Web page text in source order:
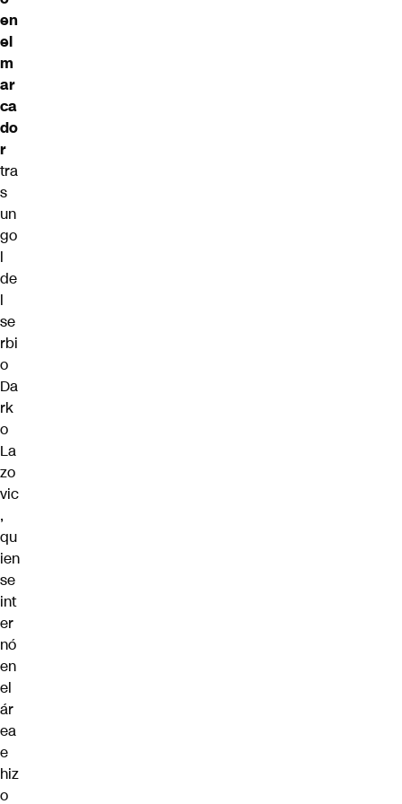
en
el
m
ar
ca
do
r
tra
s
un
go
l
de
l
se
rbi
o
Da
rk
o
La
zo
vic
,
qu
ien
se
int
er
nó
en
el
ár
ea
e
hiz
o